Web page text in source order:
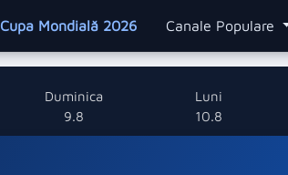
Cupa Mondială 2026 Canale Populare
Duminica
9.8
Luni
10.8